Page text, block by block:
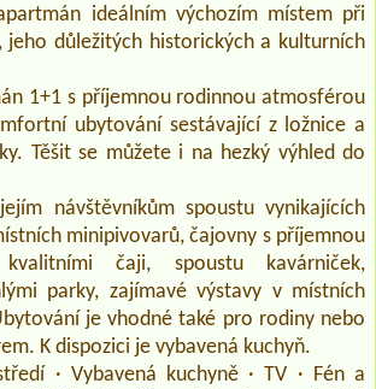
ideálním výchozím místem při
jeho důležitých historických a kulturních
1+1 s příjemnou rodinnou atmosférou
ubytování sestávající z ložnice a
Těšit se můžete i na hezký výhled do
návštěvníkům spoustu vynikajících
minipivovarů, čajovny s příjemnou
čaji, spoustu kavárniček,
parky, zajímavé výstavy v místních
je vhodné také pro rodiny nebo
K dispozici je vybavená kuchyň.
· Vybavená kuchyně · TV · Fén a